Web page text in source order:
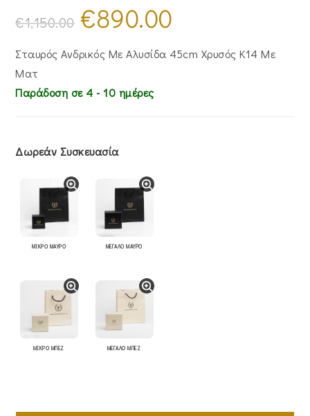
€1,150.00
Original
price
was:
€890.00
€890.00.
Σταυρός Ανδρικός Με Αλυσίδα 45cm Χρυσός Κ14 Με
Ματ
Παράδοση σε 4 - 10 ημέρες
Δωρεάν Συσκευασία
ΜΙΚΡΟ ΜΑΥΡΟ ΜΕΓΑΛΟ ΜΑΥΡΟ
ΜΙΚΡΟ ΜΠΕΖ ΜΕΓΑΛΟ ΜΠΕΖ
Σταυρός